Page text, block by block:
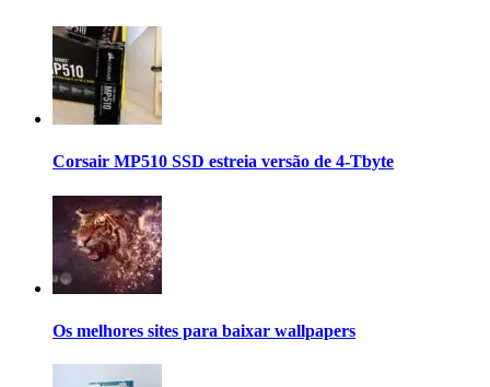
Corsair MP510 SSD estreia versão de 4-Tbyte
Os melhores sites para baixar wallpapers